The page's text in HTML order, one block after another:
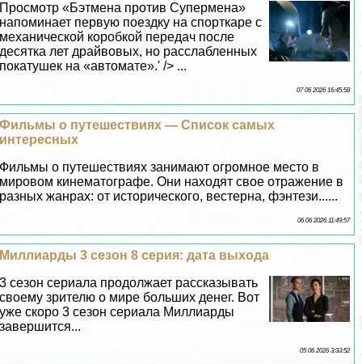
Просмотр «Бэтмена против Супермена»
напоминает первую поездку на спорткаре с
механической коробкой передач после
десятка лет драйвовых, но расслабленных
покатушек на «автомате».' /> ...
07 06 2026 16:45:58
Фильмы о путешествиях — Список самых
интересных
Фильмы о путешествиях занимают огромное место в
мировом кинематографе. Они находят свое отражение в
разных жанрах: от исторического, вестерна, фэнтези......
06 06 2026 11:49:57
Миллиарды 3 сезон 8 серия: дата выхода
3 сезон сериала продолжает рассказывать
своему зрителю о мире больших денег. Вот
уже скоро 3 сезон сериала Миллиарды
завершится...
05 06 2026 3:33:52